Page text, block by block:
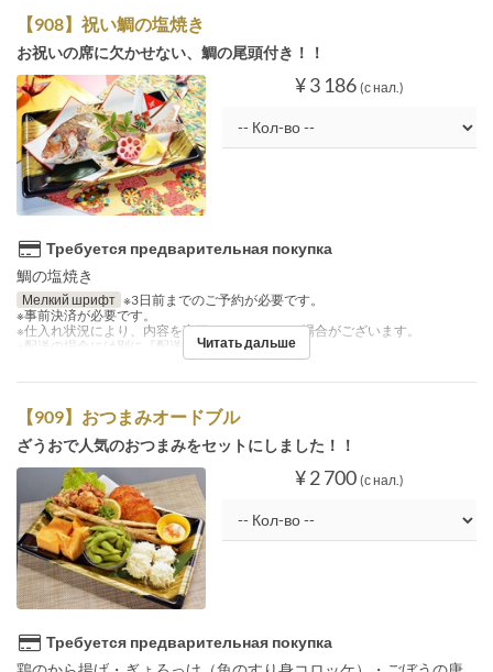
【908】祝い鯛の塩焼き
お祝いの席に欠かせない、鯛の尾頭付き！！
¥ 3 186 (с нал.)
Требуется предварительная покупка
鯛の塩焼き
Мелкий шрифт ※3日前までのご予約が必要です。
※事前決済が必要です。
※仕入れ状況により、内容を変更させていただく場合がございます。
※配送の場合には別に『配送料』を注文下さい。
Читать дальше
【909】おつまみオードブル
ざうおで人気のおつまみをセットにしました！！
¥ 2 700 (с нал.)
Требуется предварительная покупка